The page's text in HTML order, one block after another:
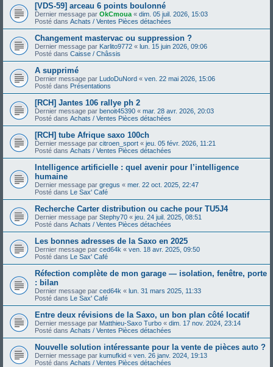
[VDS-59] arceau 6 points boulonné
Dernier message par OkCmoua « dim. 05 juil. 2026, 15:03
Posté dans Achats / Ventes Pièces détachées
Changement mastervac ou suppression ?
Dernier message par Karlito9772 « lun. 15 juin 2026, 09:06
Posté dans Caisse / Châssis
A supprimé
Dernier message par LudoDuNord « ven. 22 mai 2026, 15:06
Posté dans Présentations
[RCH] Jantes 106 rallye ph 2
Dernier message par benoit45390 « mar. 28 avr. 2026, 20:03
Posté dans Achats / Ventes Pièces détachées
[RCH] tube Afrique saxo 100ch
Dernier message par citroen_sport « jeu. 05 févr. 2026, 11:21
Posté dans Achats / Ventes Pièces détachées
Intelligence artificielle : quel avenir pour l’intelligence
humaine
Dernier message par gregus « mer. 22 oct. 2025, 22:47
Posté dans Le Sax' Café
Recherche Carter distribution ou cache pour TU5J4
Dernier message par Stephy70 « jeu. 24 juil. 2025, 08:51
Posté dans Achats / Ventes Pièces détachées
Les bonnes adresses de la Saxo en 2025
Dernier message par ced64k « ven. 18 avr. 2025, 09:50
Posté dans Le Sax' Café
Réfection complète de mon garage — isolation, fenêtre, porte
: bilan
Dernier message par ced64k « lun. 31 mars 2025, 11:33
Posté dans Le Sax' Café
Entre deux révisions de la Saxo, un bon plan côté locatif
Dernier message par Matthieu-Saxo Turbo « dim. 17 nov. 2024, 23:14
Posté dans Achats / Ventes Pièces détachées
Nouvelle solution intéressante pour la vente de pièces auto ?
Dernier message par kumufkid « ven. 26 janv. 2024, 19:13
Posté dans Achats / Ventes Pièces détachées